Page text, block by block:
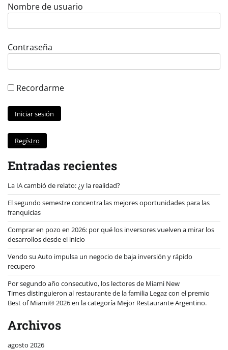
Nombre de usuario
Contraseña
Recordarme
Regístro
Entradas recientes
La IA cambió de relato: ¿y la realidad?
El segundo semestre concentra las mejores oportunidades para las
franquicias
Comprar en pozo en 2026: por qué los inversores vuelven a mirar los
desarrollos desde el inicio
Vendo su Auto impulsa un negocio de baja inversión y rápido
recupero
Por segundo año consecutivo, los lectores de Miami New
Times distinguieron al restaurante de la familia Legaz con el premio
Best of Miami® 2026 en la categoría Mejor Restaurante Argentino.
Archivos
agosto 2026